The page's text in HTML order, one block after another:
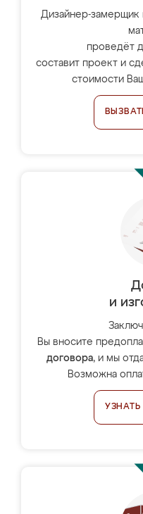
Дизайнер-замерщик
проведёт
составит проект и
стоимости
и
Вы вносите
договора, и мы
Возможна